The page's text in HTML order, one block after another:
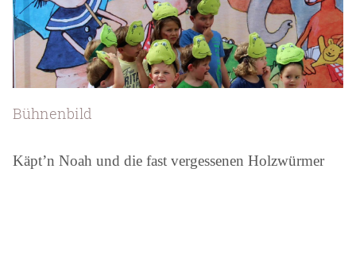
Bühnenbild
Käpt’n Noah und die fast vergessenen Holzwürmer